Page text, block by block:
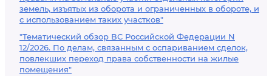
земель, изъятых из оборота и ограниченных в обороте, и
с использованием таких участков"
"Тематический обзор ВС Российской Федерации N
12/2026. По делам, связанным с оспариванием сделок,
повлекших переход права собственности на жилые
помещения"